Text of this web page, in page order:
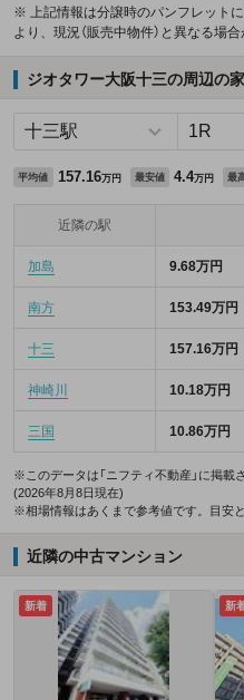
※ 上記情報は分譲時のパンフレット
より、現況（販売中物件）と異なる場合
ジオタワー大阪十三の周辺の
平均値 157.16万円 最安値 4.4万円 最
近隣の駅
加島 9.68万円
南方 153.49万円
十三 157.16万円
神崎川 10.18万円
三国 10.86万円
※このデータは「ニフティ不動産」に掲載
(2026年8月8日現在)
※相場情報はあくまで参考値です。目安
近隣の中古マンション
新着 新